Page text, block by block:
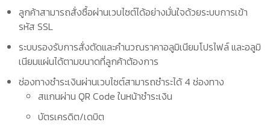
ลูกค้าสามารถสั่งซื้อผ่านเวบไซต์ได้อย่างมั่นใจด้วยระบบการเข้า
รหัส SSL
ระบบรองรับการสั่งตัดและคำนวณราคาอลูมิเนียมโปรไฟล์ และอลูมิ
เนียมแผ่นได้ตามขนาดที่ลูกค้าต้องการ
ช่องทางชำระเงินผ่านเวบไซต์สามารถชำระได้ 4 ช่องทาง
สแกนผ่าน QR Code ในหน้าชำระเงิน
บัตรเครดิต/เดบิต